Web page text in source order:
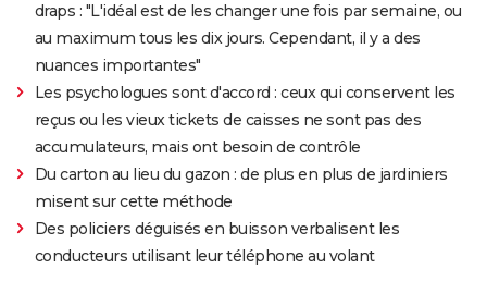
draps : "L'idéal est de les changer une fois par semaine, ou
au maximum tous les dix jours. Cependant, il y a des
nuances importantes"
Les psychologues sont d'accord : ceux qui conservent les
reçus ou les vieux tickets de caisses ne sont pas des
accumulateurs, mais ont besoin de contrôle
Du carton au lieu du gazon : de plus en plus de jardiniers
misent sur cette méthode
Des policiers déguisés en buisson verbalisent les
conducteurs utilisant leur téléphone au volant